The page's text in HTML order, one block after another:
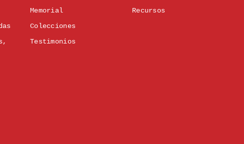
Memorial
Colecciones
Testimonios
Recursos